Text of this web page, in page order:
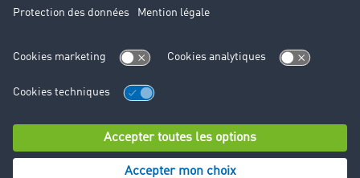
Cookie-Einstellungen
Support